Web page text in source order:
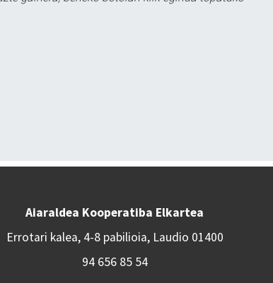
Aiaraldea Kooperatiba Elkartea
Errotari kalea, 4-8 pabilioia, Laudio 01400
94 656 85 54